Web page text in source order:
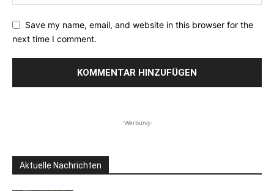
Save my name, email, and website in this browser for the
next time I comment.
-Werbung-
Aktuelle Nachrichten